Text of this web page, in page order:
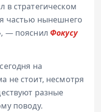
стратегическом
частью нынешнего
— пояснил Фокусу
на
не стоит, несмотря
разные
поводу.